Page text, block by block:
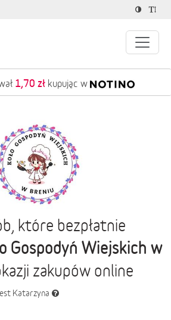
1,70 złkupując w
które bezpłatnie
Gospodyń Wiejskich w
zakupów online
Katarzyna